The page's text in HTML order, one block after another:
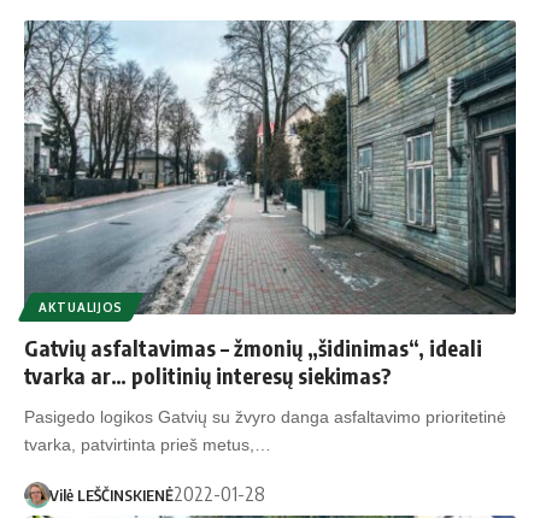
AKTUALIJOS
Gatvių asfaltavimas – žmonių „šidinimas“, ideali
tvarka ar… politinių interesų siekimas?
Pasigedo logikos Gatvių su žvyro danga asfaltavimo prioritetinė
tvarka, patvirtinta prieš metus,…
Vilė LEŠČINSKIENĖ2022-01-28